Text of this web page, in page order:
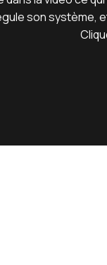
son système,